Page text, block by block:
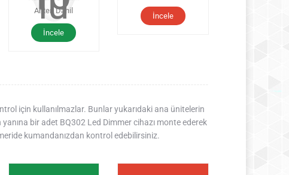
Anten Dahil
İncele
İncele
için kullanılmazlar. Bunlar yukarıdaki ana ünitelerin
bir adet BQ302 Led Dimmer cihazı monte ederek
kumandanızdan kontrol edebilirsiniz.